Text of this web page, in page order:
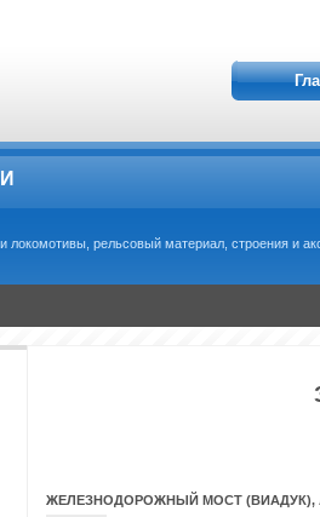
рельсовый материал, строения и
ЖЕЛЕЗНОДОРОЖНЫЙ МОСТ (ВИАДУК),